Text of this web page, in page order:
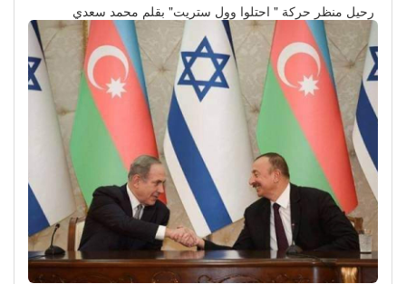
رحيل منظر حركة " احتلوا وول ستريت" بقلم محمد سعدي